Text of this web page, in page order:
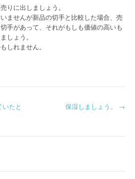
りに出しましょう。
ませんが新品の切手と比較した場合、売
手があって、それがもしも価値の高いも
しょう。
しれません。
たと
保湿しましょう。 →